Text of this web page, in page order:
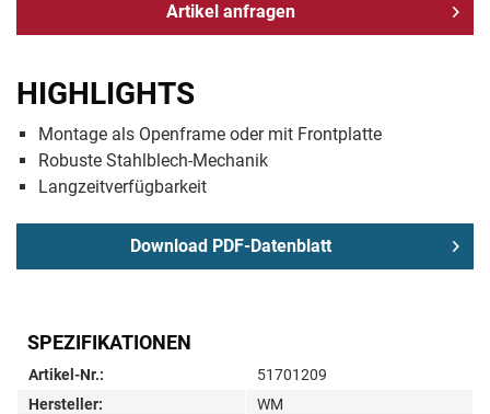
Artikel anfragen
HIGHLIGHTS
Montage als Openframe oder mit Frontplatte
Robuste Stahlblech-Mechanik
Langzeitverfügbarkeit
Download PDF-Datenblatt
SPEZIFIKATIONEN
Artikel-Nr.:
51701209
Hersteller:
WM